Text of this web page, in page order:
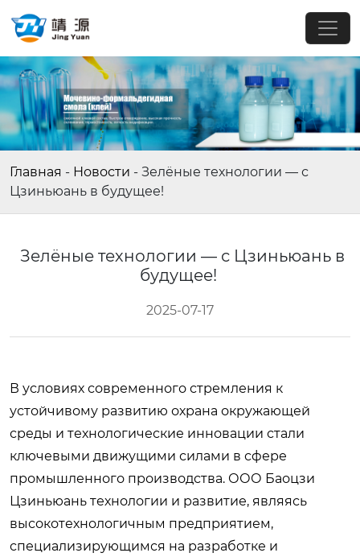
Главная - Новости - Зелёные технологии — с
Цзиньюань в будущее!
Зелёные технологии — с Цзиньюань в
будущее!
2025-07-17
В условиях современного стремления к
устойчивому развитию охрана окружающей
среды и технологические инновации стали
ключевыми движущими силами в сфере
промышленного производства. ООО Баоцзи
Цзиньюань технологии и развитие, являясь
высокотехнологичным предприятием,
специализирующимся на разработке и